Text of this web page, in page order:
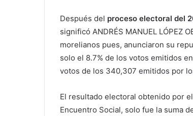
Después del proceso electoral del
significó ANDRÉS MANUEL LÓPEZ
morelianos pues, anunciaron su
solo el 8.7% de los votos emitidos
votos de los 340,307 emitidos por
El resultado electoral obtenido por
Encuentro Social, solo fue la suma